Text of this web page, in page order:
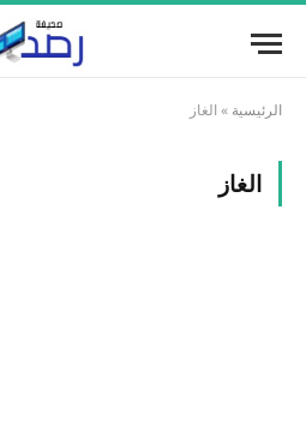
الرئيسية » الغاز
الغاز